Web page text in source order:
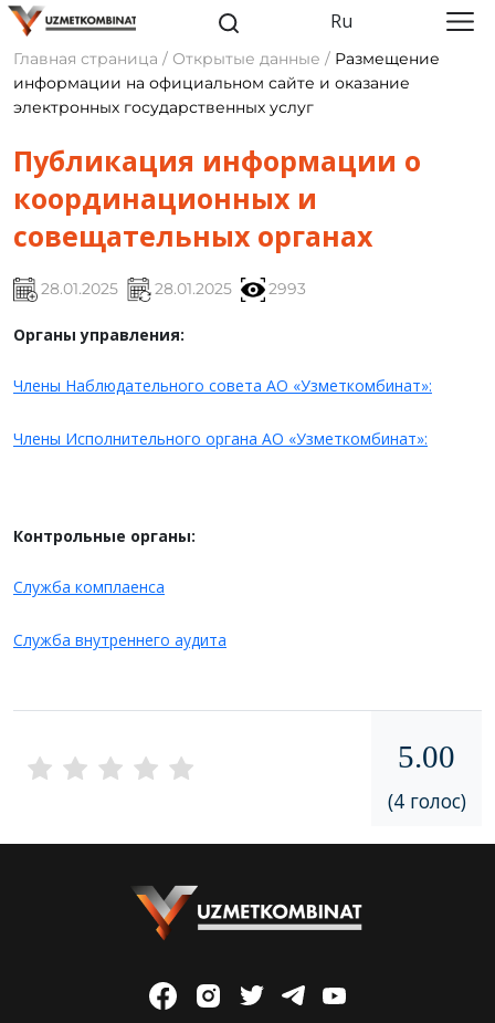
Ru
Главная страница / Открытые данные / Размещение
информации на официальном сайте и оказание
электронных государственных услуг
Публикация информации о
координационных и
совещательных органах
28.01.2025 28.01.2025 2993
Органы управления:
Члены Наблюдательного совета АО «Узметкомбинат»:
Члены Исполнительного органа АО «Узметкомбинат»:
Контрольные органы:
Служба комплаенса
Служба внутреннего аудита
5.00
(4 голос)